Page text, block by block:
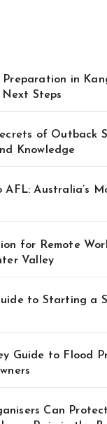
Preparation in
Next Steps
of Outback
Knowledge
AFL: Australia’s
for Remote
Valley
to Starting a
Guide to Flood
Can